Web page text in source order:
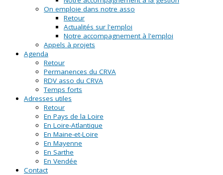
On emploie dans notre asso
Retour
Actualités sur l'emploi
Notre accompagnement à l'emploi
Appels à projets
Agenda
Retour
Permanences du CRVA
RDV asso du CRVA
Temps forts
Adresses utiles
Retour
En Pays de la Loire
En Loire-Atlantique
En Maine-et-Loire
En Mayenne
En Sarthe
En Vendée
Contact